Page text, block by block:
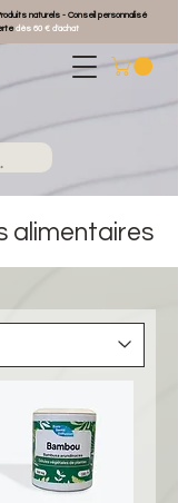
naturels - Conseil personnalisé
dès 60 € d'achat
alimentaires